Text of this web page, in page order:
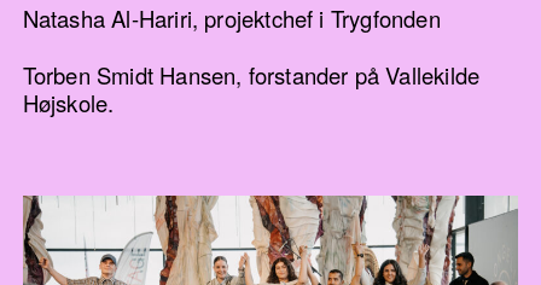
Natasha Al-Hariri, projektchef i Trygfonden
Torben Smidt Hansen, forstander på Vallekilde
Højskole.